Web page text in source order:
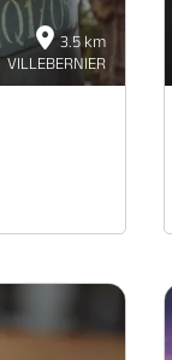
3.5 km
VILLEBERNIER